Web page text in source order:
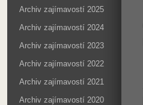
Archiv zajímavostí 2025
Archiv zajímavostí 2024
Archiv zajímavostí 2023
Archiv zajímavostí 2022
Archiv zajímavostí 2021
Archiv zajímavostí 2020